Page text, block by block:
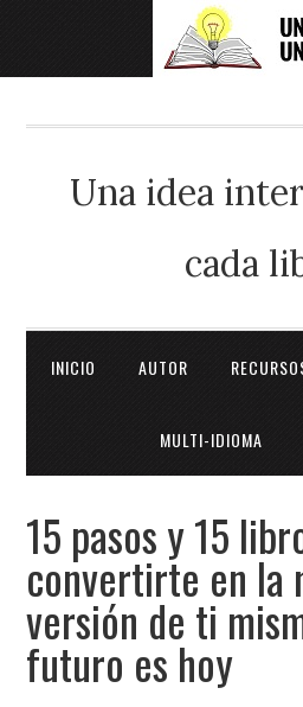
Una idea
cada
INICIO AUTOR
MULTI-IDIOMA
15 pasos y 15
convertirte en la
versión de ti
futuro es hoy